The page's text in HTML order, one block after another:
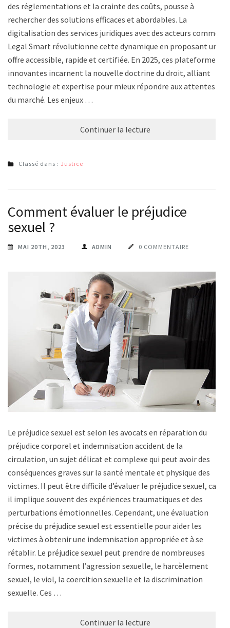
des réglementations et la crainte des coûts, pousse à
rechercher des solutions efficaces et abordables. La
digitalisation des services juridiques avec des acteurs comme
Legal Smart révolutionne cette dynamique en proposant une
offre accessible, rapide et certifiée. En 2025, ces plateformes
innovantes incarnent la nouvelle doctrine du droit, alliant
technologie et expertise pour mieux répondre aux attentes
du marché. Les enjeux …
Continuer la lecture
Classé dans : Justice
Comment évaluer le préjudice
sexuel ?
MAI 20TH, 2023 ADMIN 0 COMMENTAIRE
Le préjudice sexuel est selon les avocats en réparation du
préjudice corporel et indemnisation accident de la
circulation, un sujet délicat et complexe qui peut avoir des
conséquences graves sur la santé mentale et physique des
victimes. Il peut être difficile d’évaluer le préjudice sexuel, car
il implique souvent des expériences traumatiques et des
perturbations émotionnelles. Cependant, une évaluation
précise du préjudice sexuel est essentielle pour aider les
victimes à obtenir une indemnisation appropriée et à se
rétablir. Le préjudice sexuel peut prendre de nombreuses
formes, notamment l’agression sexuelle, le harcèlement
sexuel, le viol, la coercition sexuelle et la discrimination
sexuelle. Ces …
Continuer la lecture